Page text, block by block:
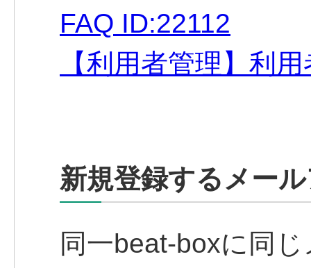
FAQ ID:22112
【利用者管理】利
新規登録するメー
同一beat-boxに同